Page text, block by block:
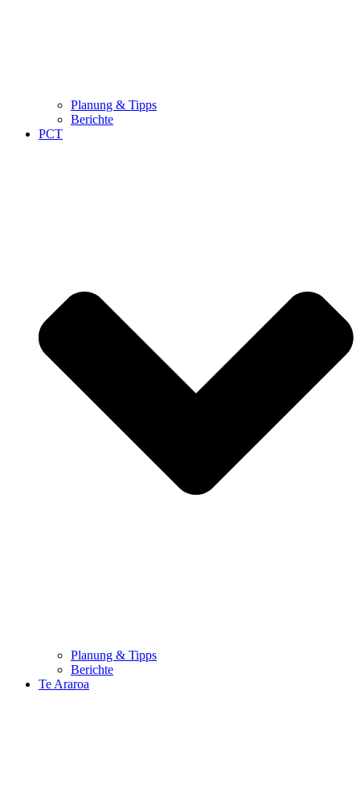
Planung & Tipps
Berichte
PCT
Planung & Tipps
Berichte
Te Araroa